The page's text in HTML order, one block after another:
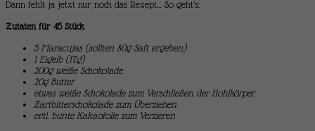
Dann fehlt ja jetzt nur noch das Rezept… So geht’s:
Zutaten für 45 Stück
5 Maracujas (sollten 80g Saft ergeben)
1 Eigelb (17g)
200g weiße Schokolade
20g Butter
etwas weiße Schokolade zum Verschließen der Hohlkörper
Zartbitterschokolade zum Überziehen
evtl. bunte Kakaofolie zum Verzieren